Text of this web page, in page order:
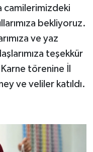
camilerimizdeki
bekliyoruz.
ve yaz
teşekkür
törenine İl
ve veliler katıldı.